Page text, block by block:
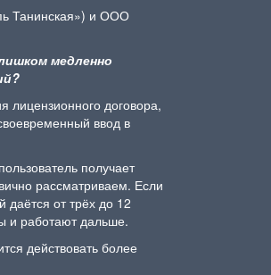
Танинская») и ООО
медленно
лицензионного договора,
ввод в
получает
рассматриваем. Если
от трёх до 12
и работают дальше.
действовать более